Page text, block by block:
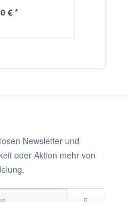
€ *
Newsletter und
oder Aktion mehr von